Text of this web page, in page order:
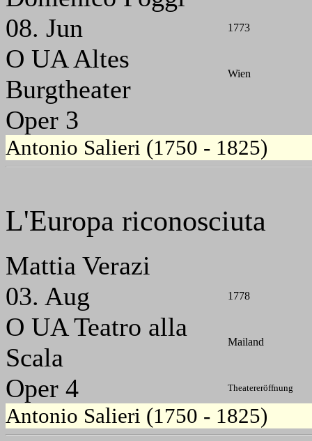
08. Jun
1773
O UA Altes
Burgtheater
Wien
Oper 3
Antonio Salieri (1750 - 1825)
L'Europa riconosciuta
Mattia Verazi
03. Aug
1778
O UA Teatro alla
Scala
Mailand
Oper 4 Theatereröffnung
Antonio Salieri (1750 - 1825)